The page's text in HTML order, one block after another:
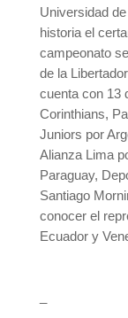
Universidad
historia el
campeonato
de la
cuenta con 13
Corinthians,
Juniors por
Alianza Lima
Paraguay,
Santiago
conocer el
Ecuador y